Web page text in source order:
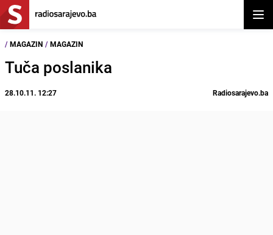
/ MAGAZIN / MAGAZIN
Tuča poslanika
28.10.11. 12:27 Radiosarajevo.ba